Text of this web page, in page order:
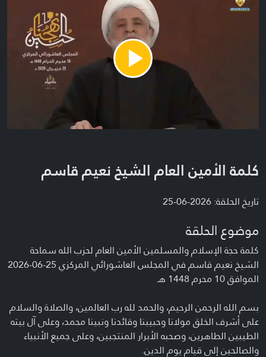
Play
Video
كلمة الأمين العام الشيخ نعيم قاسم
تاريخ الحلقة: 2026-06-25
موضوع الحلقة
كلمة حجة الإسلام والمسلمين الأمين العام لحزب الله سماحة
الشيخ نعيم قاسم في المجلس العاشورائي المركزي 25-06-2026
الموافق 10 محرم 1448 هـ
بسم الله الرحمن الرحيم، والحمد لله رب العالمين، والصلاة والسلام
على أشرف الخلق مولانا وحبيبنا وقائدنا ونبينا محمد، وعلى آل بيته
الطيبين الطاهرين، وصحبه الأبرار المنتجبين، وعلى جميع الأنبياء
والصالحين إلى قيام يوم الدين.